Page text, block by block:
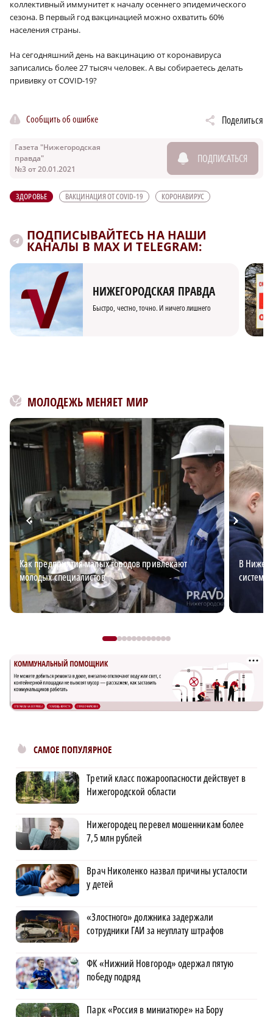
коллективный иммунитет к началу осеннего эпидемического
сезона. В первый год вакцинацией можно охватить 60%
населения страны.
На сегодняшний день на вакцинацию от коронавируса
записались более 27 тысяч человек. А вы собираетесь делать
прививку от COVID-19?
Сообщить об ошибке Поделиться
Газета "Нижегородская
правда"
№3 от 20.01.2021
ПОДПИСАТЬСЯ
ЗДОРОВЬЕ ВАКЦИНАЦИЯ ОТ COVID-19 КОРОНАВИРУС
ПОДПИСЫВАЙТЕСЬ НА НАШИ
КАНАЛЫ В MAX И TELEGRAM:
НИЖЕГОРОДСКАЯ ПРАВДА
Быстро, честно, точно. И ничего лишнего
МОЛОДЕЖЬ МЕНЯЕТ МИР
Как предприятия малых городов привлекают
молодых специалистов
В
система
САМОЕ ПОПУЛЯРНОЕ
Третий класс пожароопасности действует в
Нижегородской области
Нижегородец перевел мошенникам более
7,5 млн рублей
Врач Николенко назвал причины усталости
у детей
«Злостного» должника задержали
сотрудники ГАИ за неуплату штрафов
ФК «Нижний Новгород» одержал пятую
победу подряд
Парк «Россия в миниатюре» на Бору